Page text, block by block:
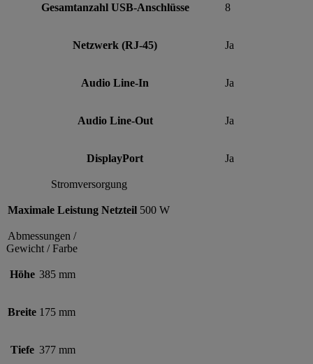
Gesamtanzahl USB-Anschlüsse 8
Netzwerk (RJ-45) Ja
Audio Line-In Ja
Audio Line-Out Ja
DisplayPort Ja
Stromversorgung
Maximale Leistung Netzteil 500 W
Abmessungen /
Gewicht / Farbe
Höhe 385 mm
Breite 175 mm
Tiefe 377 mm